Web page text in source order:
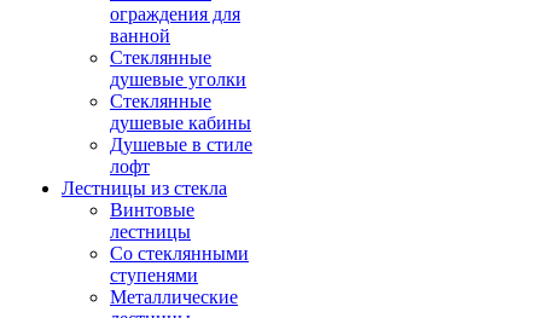
ограждения для
ванной
Стеклянные
душевые уголки
Стеклянные
душевые кабины
Душевые в стиле
лофт
Лестницы из стекла
Винтовые
лестницы
Со стеклянными
ступенями
Металлические